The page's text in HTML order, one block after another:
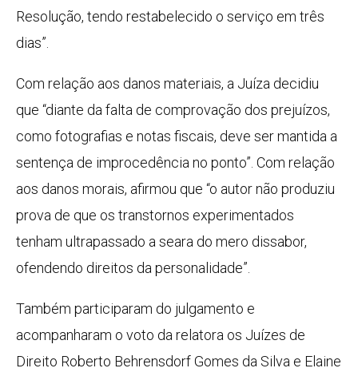
Resolução, tendo restabelecido o serviço em três
dias”.
Com relação aos danos materiais, a Juíza decidiu
que “diante da falta de comprovação dos prejuízos,
como fotografias e notas fiscais, deve ser mantida a
sentença de improcedência no ponto”. Com relação
aos danos morais, afirmou que “o autor não produziu
prova de que os transtornos experimentados
tenham ultrapassado a seara do mero dissabor,
ofendendo direitos da personalidade”.
Também participaram do julgamento e
acompanharam o voto da relatora os Juízes de
Direito Roberto Behrensdorf Gomes da Silva e Elaine